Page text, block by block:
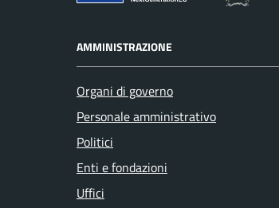
AMMINISTRAZIONE
Organi di governo
Personale amministrativo
Politici
Enti e fondazioni
Uffici